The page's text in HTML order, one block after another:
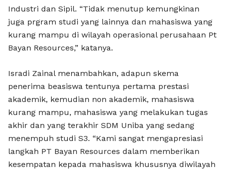
Industri dan Sipil. “Tidak menutup kemungkinan
juga prgram studi yang lainnya dan mahasiswa yang
kurang mampu di wilayah operasional perusahaan Pt
Bayan Resources,” katanya.
Isradi Zainal menambahkan, adapun skema
penerima beasiswa tentunya pertama prestasi
akademik, kemudian non akademik, mahasiswa
kurang mampu, mahasiswa yang melakukan tugas
akhir dan yang terakhir SDM Uniba yang sedang
menempuh studi S3. “Kami sangat mengapresiasi
langkah PT Bayan Resources dalam memberikan
kesempatan kepada mahasiswa khususnya diwilayah